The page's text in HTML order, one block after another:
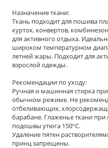
Назначение ткани:
Ткань подходит для пошива
курток, конвертов,
для активного отдыха.
широком температурном
летней жары. Подходит для
взрослой одежды.
Рекомендации по уходу:
Ручная и машинная стирка
обычном режиме. Не
отбеливающих,
барабане. Глаженье ткани
подошвы утюга 150°С.
Удаление пятен
принц запрещены.